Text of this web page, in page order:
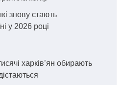
знову стають
у 2026 році
харків’ян обирають